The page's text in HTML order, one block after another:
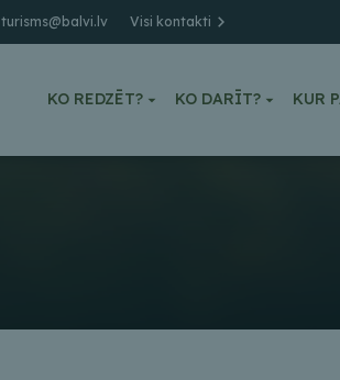
turisms@balvi.lv Visi kontakti
KO REDZĒT? KO DARĪT? KUR